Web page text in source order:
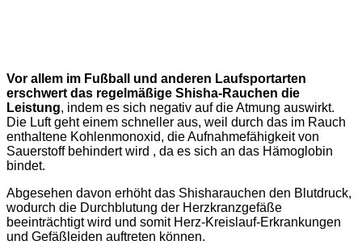
Vor allem im Fußball und anderen Laufsportarten
erschwert das regelmäßige Shisha-Rauchen die
Leistung, indem es sich negativ auf die Atmung auswirkt.
Die Luft geht einem schneller aus, weil durch das im Rauch
enthaltene Kohlenmonoxid, die Aufnahmefähigkeit von
Sauerstoff behindert wird , da es sich an das Hämoglobin
bindet.
Abgesehen davon erhöht das Shisharauchen den Blutdruck,
wodurch die Durchblutung der Herzkranzgefäße
beeinträchtigt wird und somit Herz-Kreislauf-Erkrankungen
und Gefäßleiden auftreten können.